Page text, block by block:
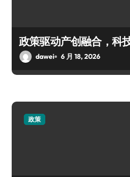
政策驱动产创融合，科
dawei 6 月 18, 2026
政策